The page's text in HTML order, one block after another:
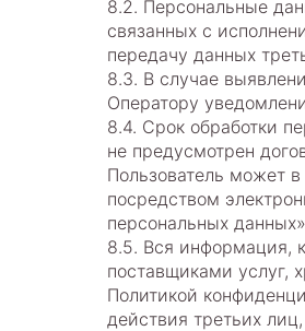
8.2. Персональные
связанных с
передачу данных
8.3. В случае
Оператору
8.4. Срок обработки
не предусмотрен
Пользователь может
посредством
персональных
8.5. Вся информация,
поставщиками услуг,
Политикой
действия третьих